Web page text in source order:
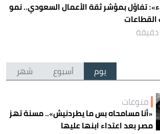
تفاؤل بمؤشر ثقة الأعمال السعودي.. نمو
يوم أسبوع شهر
منوعات
«أنا مسامحاه بس ما يطردنيش».. مسنة تهز
مصر بعد اعتداء ابنها عليها